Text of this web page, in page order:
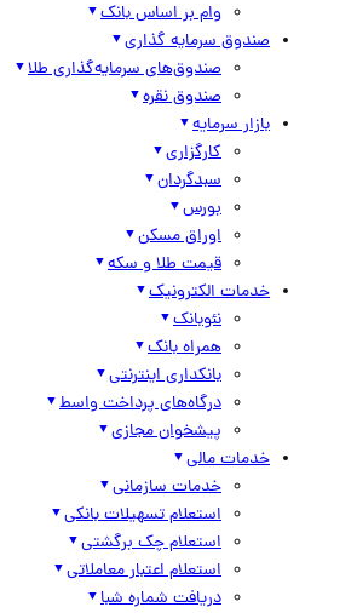
وام بر اساس بانک
صندوق سرمایه گذاری
صندوق‌های سرمایه‌گذاری طلا
صندوق نقره
بازار سرمایه
کارگزاری
سبدگردان
بورس
اوراق مسکن
قیمت طلا و سکه
خدمات الکترونیک
نئوبانک
همراه بانک
بانکداری اینترنتی
درگاه‌های پرداخت واسط
پیشخوان مجازی
خدمات مالی
خدمات سازمانی
استعلام تسهیلات بانکی
استعلام چک برگشتی
استعلام اعتبار معاملاتی
دریافت شماره شبا